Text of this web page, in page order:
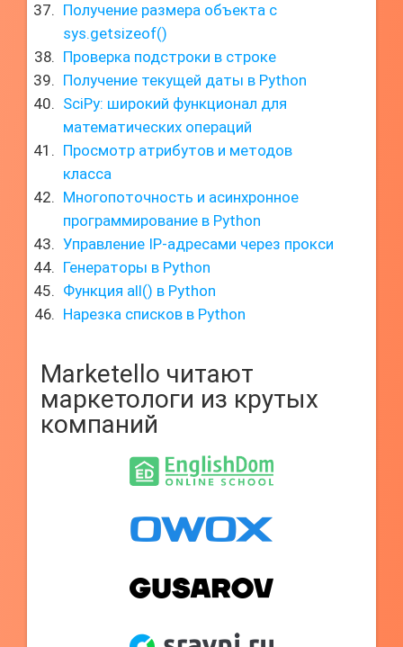
Получение размера объекта с
sys.getsizeof()
Проверка подстроки в строке
Получение текущей даты в Python
SciPy: широкий функционал для
математических операций
Просмотр атрибутов и методов
класса
Многопоточность и асинхронное
программирование в Python
Управление IP-адресами через прокси
Генераторы в Python
Функция all() в Python
Нарезка списков в Python
Marketello читают
маркетологи из крутых
компаний